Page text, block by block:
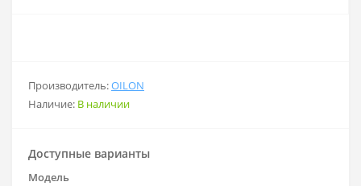
Производитель:OILON
Наличие: В наличии
Доступные варианты
Модель